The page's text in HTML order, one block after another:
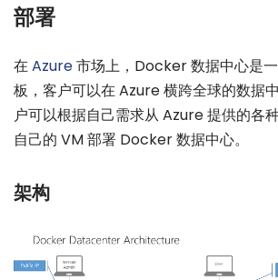
部署
在Azure市场上，Docker 数据中心是
板，客户可以在 Azure 横跨全球的数据
户可以根据自己需求从 Azure 提供的各
自己的 VM 部署 Docker 数据中心。
架构